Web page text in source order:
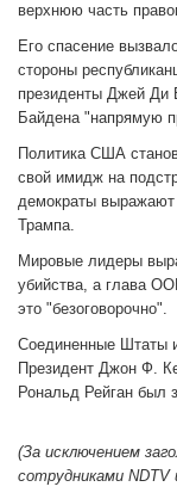
верхнюю часть
Его спасение
стороны
президенты Джей Ди
Байдена "напрямую
Политика США
свой имидж на
демократы выражают
Трампа.
Мировые лидеры
убийства, а глава
это "безоговорочно".
Соединенные Штаты
Президент Джон Ф.
Рональд Рейган был
(За исключением
сотрудниками NDTV